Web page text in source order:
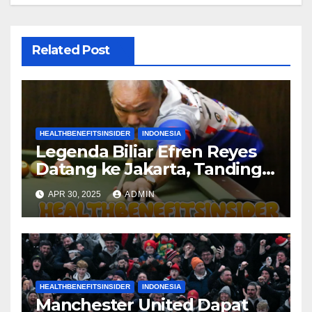
Related Post
HEALTHBENEFITSINSIDER INDONESIA
Legenda Biliar Efren Reyes
Datang ke Jakarta, Tanding
Lawan Atlet Nasional Silviana
LuAPR 30, 2025 ADMIN
HEALTHBENEFITSINSIDER INDONESIA
Manchester United Dapat